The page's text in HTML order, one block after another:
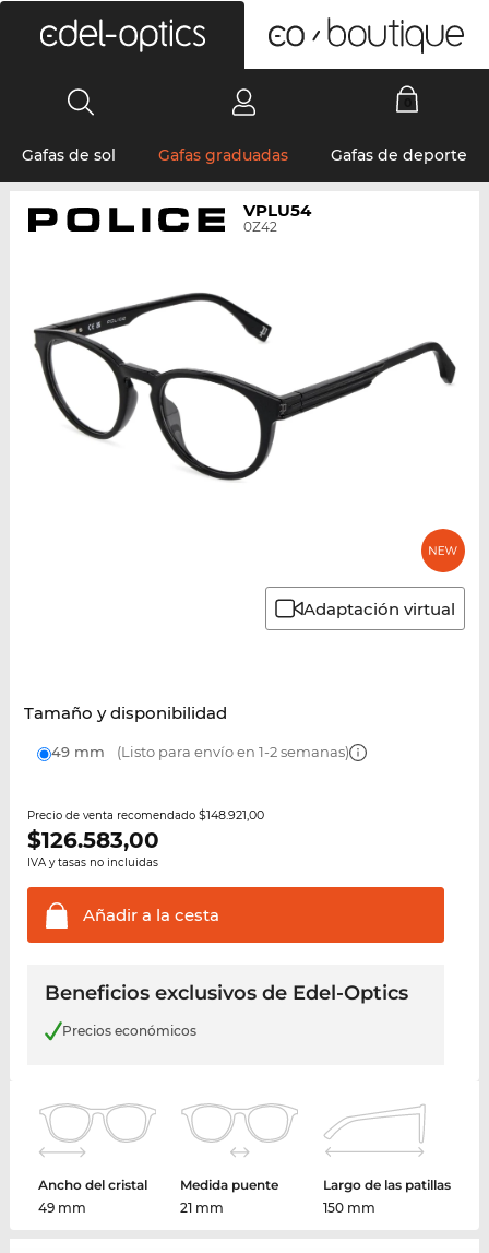
Gafas de sol Gafas graduadas Gafas de deporte
VPLU54
0Z42
Adaptación virtual
Tamaño y disponibilidad
49 mm (Listo para envío en 1-2 semanas)
Precio de venta recomendado $148.921,00
$126.583,00
IVA y tasas no incluidas
Añadir a la cesta
Beneficios exclusivos de Edel-Optics
Precios económicos
Ancho del cristal
49 mm
Medida puente
21 mm
Largo de las patillas
150 mm